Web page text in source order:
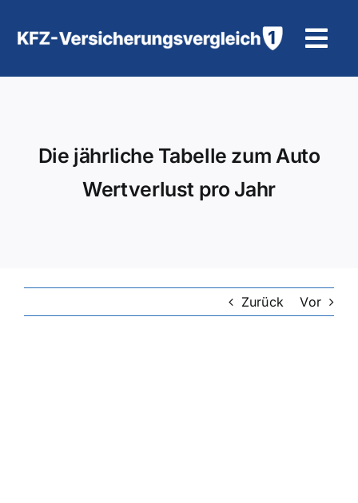
Inhalt
Hilfe und Kontakt
Die jährliche Tabelle zum Auto
Wertverlust pro Jahr
Zurück Vor